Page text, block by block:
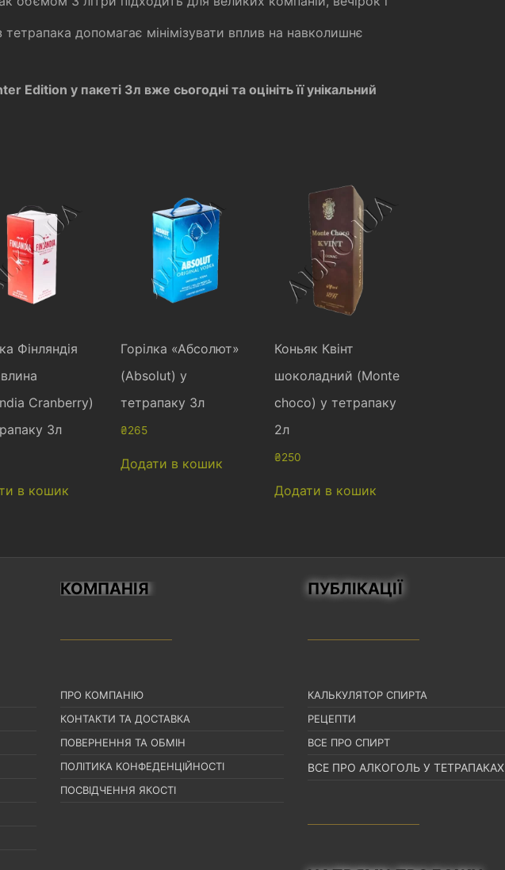
тетрапака допомагає мінімізувати вплив на навколишнє
Edition у пакеті 3л вже сьогодні та оцініть її унікальний
Фінляндія
Cranberry)
3л
в кошик
Горілка «Абсолют»
(Absolut) у
тетрапаку 3л
₴265
Додати в кошик
Коньяк Квінт
шоколадний (Monte
choco) у тетрапаку
2л
₴250
Додати в кошик
КОМПАНІЯ
ПРО КОМПАНІЮ
КОНТАКТИ ТА ДОСТАВКА
ПОВЕРНЕННЯ ТА ОБМІН
ПОЛІТИКА КОНФЕДЕНЦІЙНОСТІ
ПОСВІДЧЕННЯ ЯКОСТІ
ПУБЛІКАЦІЇ
КАЛЬКУЛЯТОР СПИРТА
РЕЦЕПТИ
ВСЕ ПРО СПИРТ
ВСЕ ПРО АЛКОГОЛЬ У ТЕТРАПАКАХ